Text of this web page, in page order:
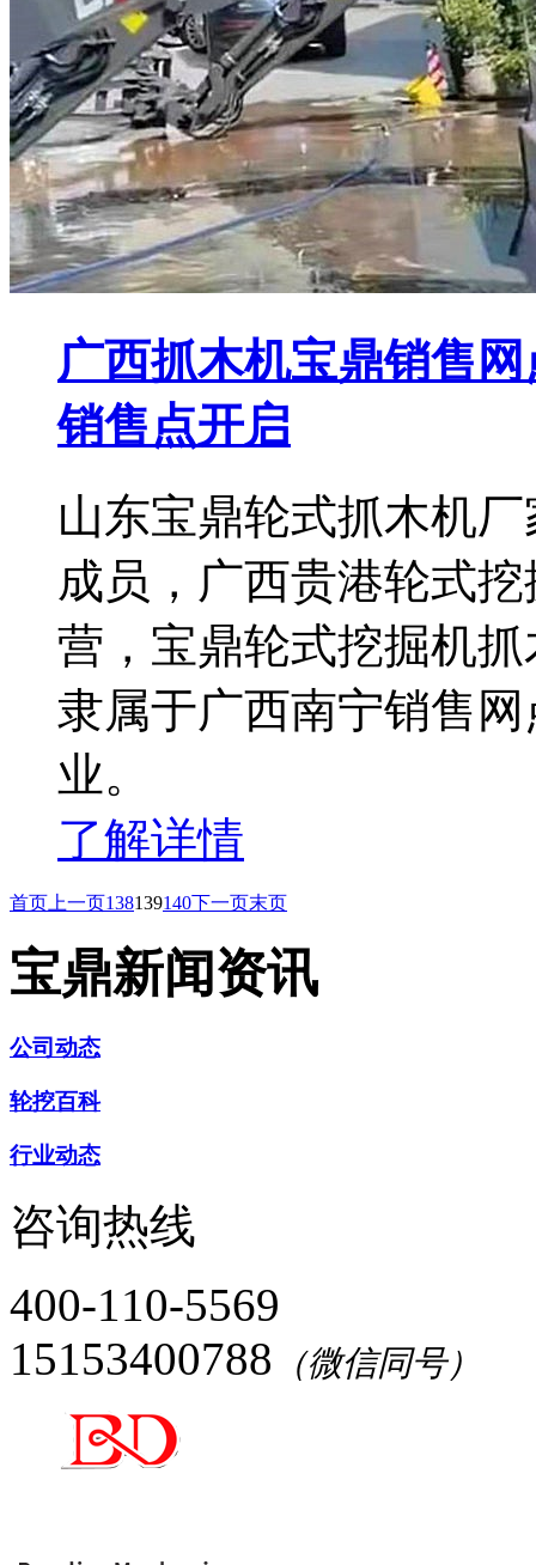
广西抓木机宝鼎销售
销售点开启
山东宝鼎轮式抓木机
成员，广西贵港轮式
营，宝鼎轮式挖掘机
隶属于广西南宁销售
业。
了解详情
首页 上一页138139140下一页末页
宝鼎新闻资讯
公司动态
轮挖百科
行业动态
咨询热线
400-110-5569
15153400788 （微信同号）